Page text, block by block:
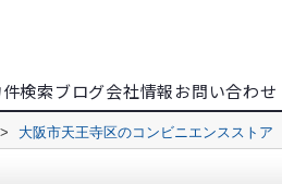
検索ブログ会社情報お問い合わせ
> 大阪市天王寺区のコンビニエンスストア